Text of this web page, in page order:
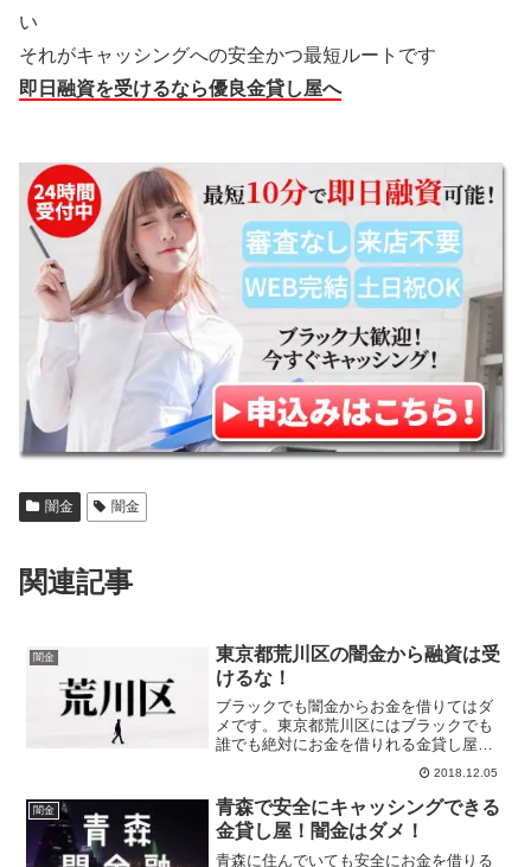
い
それがキャッシングへの安全かつ最短ルートです
即日融資を受けるなら優良金貸し屋へ
闇金 闇金
関連記事
闇金
東京都荒川区の闇金から融資は受
けるな！
ブラックでも闇金からお金を借りてはダ
メです。東京都荒川区にはブラックでも
誰でも絶対にお金を借りれる金貸し屋が
います。ブラックが大嫌いな審査や在籍
確認はやっていません。闇金じゃないの
で利息は年率20%以内です。手数料も発
生しません。
2018.12.05
闇金
青森で安全にキャッシングできる
金貸し屋！闇金はダメ！
青森に住んでいても安全にお金を借りる